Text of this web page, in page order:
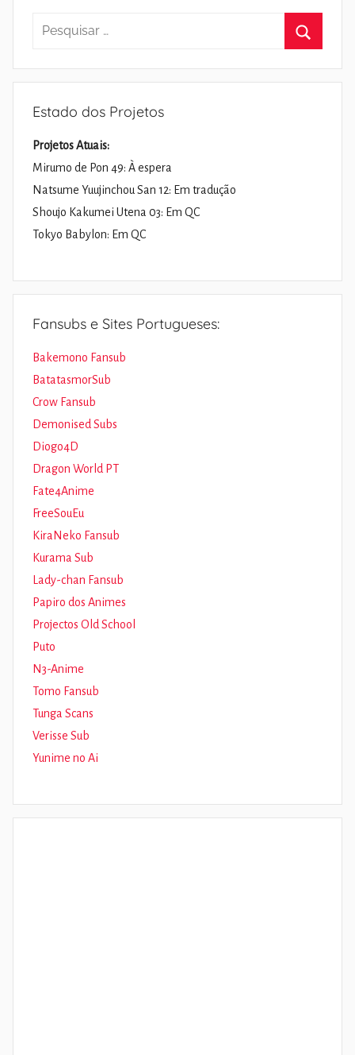
Pesquisar
Estado dos Projetos
Projetos Atuais:
Mirumo de Pon 49: À espera
Natsume Yuujinchou San 12: Em tradução
Shoujo Kakumei Utena 03: Em QC
Tokyo Babylon: Em QC
Fansubs e Sites Portugueses:
Bakemono Fansub
BatatasmorSub
Crow Fansub
Demonised Subs
Diogo4D
Dragon World PT
Fate4Anime
FreeSouEu
KiraNeko Fansub
Kurama Sub
Lady-chan Fansub
Papiro dos Animes
Projectos Old School
Puto
N3-Anime
Tomo Fansub
Tunga Scans
Verisse Sub
Yunime no Ai